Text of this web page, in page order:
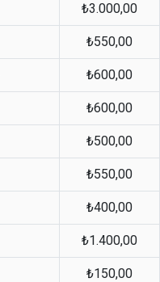
₺3.000,00
₺550,00
₺600,00
₺600,00
₺500,00
₺550,00
₺400,00
₺1.400,00
₺150,00